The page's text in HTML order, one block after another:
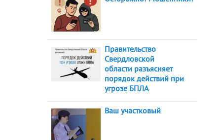
Правительство
Свердловской
области разъясняет
порядок действий при
угрозе БПЛА
Ваш участковый